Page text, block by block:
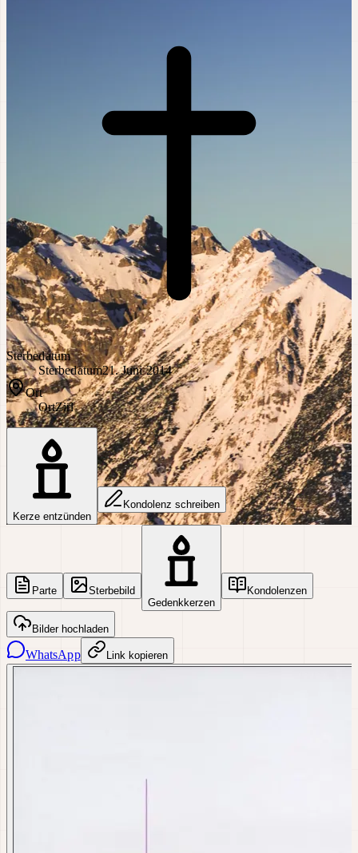
Sterbedatum
Sterbedatum21. Juni 2014
Ort
OrtZirl
Kerze entzünden
Kondolenz schreiben
Parte
Sterbebild
Gedenkkerzen
Kondolenzen
Bilder hochladen
WhatsApp Link kopieren